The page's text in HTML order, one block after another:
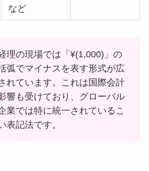
など
理の現場では「¥(1,000)」の
弧でマイナスを表す形式が広
れています。これは国際会計
響も受けており、グローバル
業では特に統一されているこ
表記法です。